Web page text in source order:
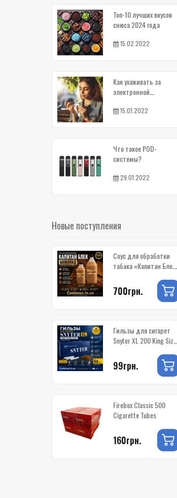
Топ-10 лучших вкусов
снюса 2024 года
15.02.2022
Как ухаживать за
электронной
15.01.2022
Что такое POD-
системы?
29.01.2022
Новые поступления
Соус для обработки
табака «Капитан Блек
Украине
700грн.
Гильзы для сигарет
Snyter XL 200 King Size
99грн.
Firebox Classic 500
Cigarette Tubes
160грн.